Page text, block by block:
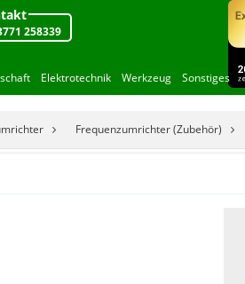
258339
Elektrotechnik Werkzeug Sonstiges
Frequenzumrichter (Zubehör)